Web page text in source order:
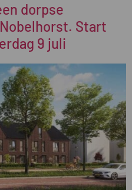
dorpse
Start
9 juli